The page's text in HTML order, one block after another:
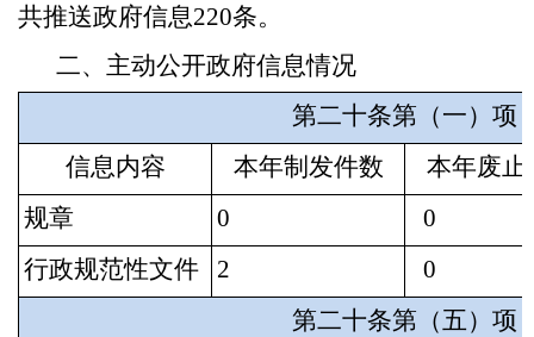
共推送政府信息220条。
二、主动公开政府信息情况
第二十条第（一）项
信息内容
本年制发件数
本年废止
规章
0
0
行政规范性文件
2
0
第二十条第（五）项